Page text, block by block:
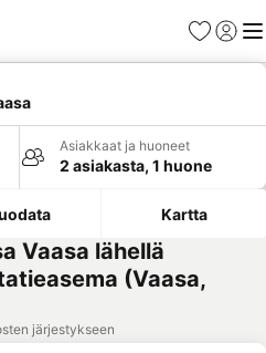
Suosikit
Asiakkaat ja huoneet
2 asiakasta, 1 huone
Kartta
Vaasa lähellä
(Vaasa,
järjestykseen